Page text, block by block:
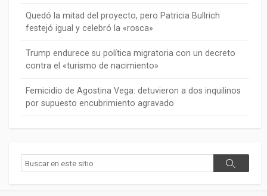
Quedó la mitad del proyecto, pero Patricia Bullrich
festejó igual y celebró la «rosca»
Trump endurece su política migratoria con un decreto
contra el «turismo de nacimiento»
Femicidio de Agostina Vega: detuvieron a dos inquilinos
por supuesto encubrimiento agravado
Buscar
Buscar